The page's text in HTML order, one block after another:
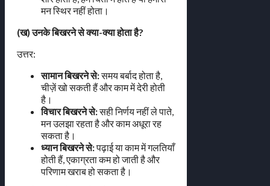
मन स्थिर नहीं होता।
(ख) उनके बिखरने से क्या-क्या होता है?
उत्तर:
सामान बिखरने से:समय बर्बाद होता है,
चीज़ें खो सकती हैं और काम में देरी होती
है।
विचार बिखरने से:सही निर्णय नहीं ले पाते,
मन उलझा रहता है और काम अधूरा रह
सकता है।
ध्यान बिखरने से:पढ़ाई या काम में गलतियाँ
होती हैं, एकाग्रता कम हो जाती है और
परिणाम खराब हो सकता है।